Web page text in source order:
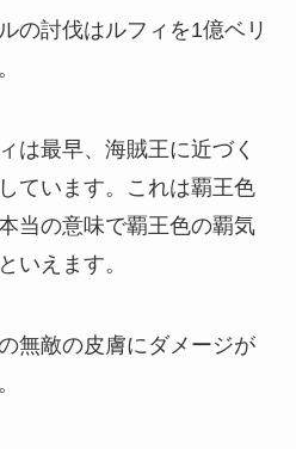
の討伐はルフィを1億ベリ
は最早、海賊王に近づく
ています。これは覇王色
当の意味で覇王色の覇気
いえます。
無敵の皮膚にダメージが